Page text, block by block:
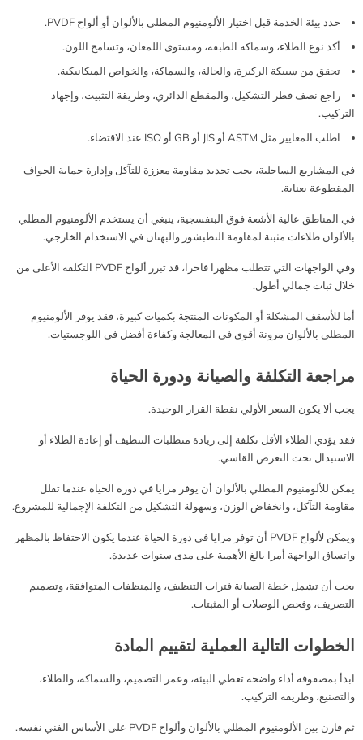
حدد بيئة الخدمة قبل اختيار الألومنيوم المطلي بالألوان أو ألواح PVDF.
أكد نوع الطلاء، وسماكة الطبقة، ومستوى اللمعان، وتسامح اللون.
تحقق من سبيكة الركيزة، والحالة، والسماكة، والخواص الميكانيكية.
راجع نصف قطر التشكيل، والمقطع الدائري، وطريقة التثبيت، وإجهاد
التركيب.
اطلب المعايير مثل ASTM أو JIS أو GB أو ISO عند الاقتضاء.
في المشاريع الساحلية، يجب تحديد مقاومة معززة للتآكل وإدارة حماية الحواف
المقطوعة بعناية.
في المناطق عالية الأشعة فوق البنفسجية، ينبغي أن يستخدم الألومنيوم المطلي
بالألوان طلاءات مثبتة لمقاومة التطبشور والبهتان في الاستخدام الخارجي.
وفي الواجهات التي تتطلب مظهرا فاخرا، قد تبرر ألواح PVDF التكلفة الأعلى من
خلال ثبات جمالي أطول.
أما للأسقف المشكلة أو المكونات المنتجة بكميات كبيرة، فقد يوفر الألومنيوم
المطلي بالألوان مرونة أقوى في المعالجة وكفاءة أفضل في اللوجستيات.
مراجعة التكلفة والصيانة ودورة الحياة
يجب ألا يكون السعر الأولي نقطة القرار الوحيدة.
فقد يؤدي الطلاء الأقل تكلفة إلى زيادة متطلبات التنظيف أو إعادة الطلاء أو
الاستبدال تحت التعرض القاسي.
يمكن للألومنيوم المطلي بالألوان أن يوفر مزايا في دورة الحياة عندما تقلل
مقاومة التآكل، وانخفاض الوزن، وسهولة التشكيل من التكلفة الإجمالية للمشروع.
ويمكن لألواح PVDF أن توفر مزايا في دورة الحياة عندما يكون الاحتفاظ بالمظهر
واتساق الواجهة أمرا بالغ الأهمية على مدى سنوات عديدة.
يجب أن تشمل خطة الصيانة فترات التنظيف، والمنظفات المتوافقة، وتصميم
التصريف، وفحص الوصلات أو المثبتات.
الخطوات التالية العملية لتقييم المادة
ابدأ بمصفوفة أداء واضحة تغطي البيئة، وعمر التصميم، والسماكة، والطلاء،
والتصنيع، وطريقة التركيب.
ثم قارن بين الألومنيوم المطلي بالألوان وألواح PVDF على الأساس الفني نفسه.